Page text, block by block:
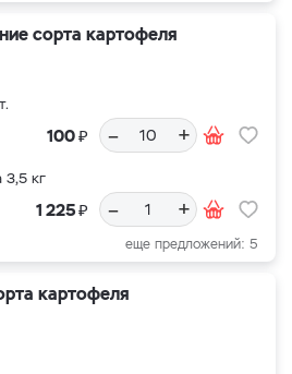
сорта картофеля
100₽ – +
3,5 кг
1 225₽ – +
еще предложений: 5
картофеля